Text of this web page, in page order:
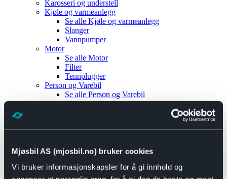
Mjøsbil AS (mjosbil.no) bruker cookies
Vi bruker informasjonskapsler for å gi innhold og
Karosseri og understell
Kjøle og varmeanlegg
Se alle Kjøle og varmeanlegg
Slanger
Vannpumper
Motor
Se alle Motor
Filter
Tennplugger
Person og Varebil
Se alle Person og Varebil
Brems
Motor og drivverk
Se alle Universal
Bremsedeler
Se alle Bremsedeler
Bremsenippler